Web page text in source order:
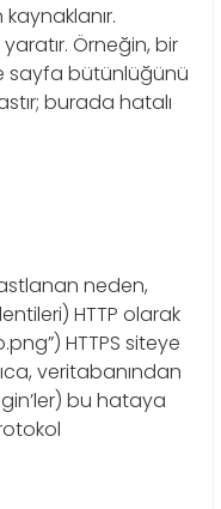
Örneğin, bir
sayfa bütünlüğünü
burada hatalı
neden,
HTTP olarak
HTTPS siteye
veritabanından
bu hataya